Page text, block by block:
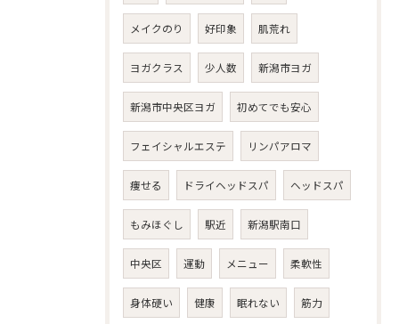
メイクのり 好印象 肌荒れ
ヨガクラス 少人数 新潟市ヨガ
新潟市中央区ヨガ 初めてでも安心
フェイシャルエステ リンパアロマ
痩せる ドライヘッドスパ ヘッドスパ
もみほぐし 駅近 新潟駅南口
中央区 運動 メニュー 柔軟性
身体硬い 健康 眠れない 筋力